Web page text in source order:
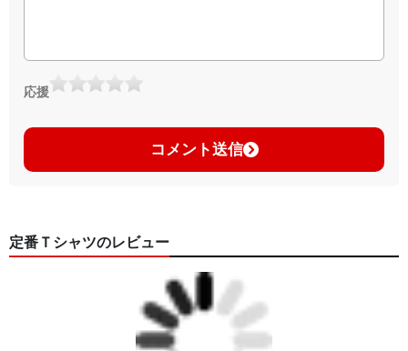
応援
コメント送信
定番Ｔシャツのレビュー